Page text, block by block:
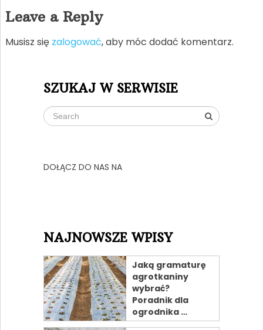
Leave a Reply
Musisz się zalogować, aby móc dodać komentarz.
SZUKAJ W SERWISIE
DOŁĄCZ DO NAS NA
NAJNOWSZE WPISY
Jaką gramaturę
agrotkaniny
wybrać?
Poradnik dla
ogrodnika …